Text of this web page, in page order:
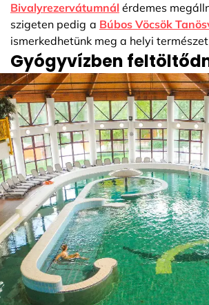
Bivalyrezervátumnál érdemes
szigeten pedig a Búbos Vöcsök
ismerkedhetünk meg a helyi
Gyógyvízben